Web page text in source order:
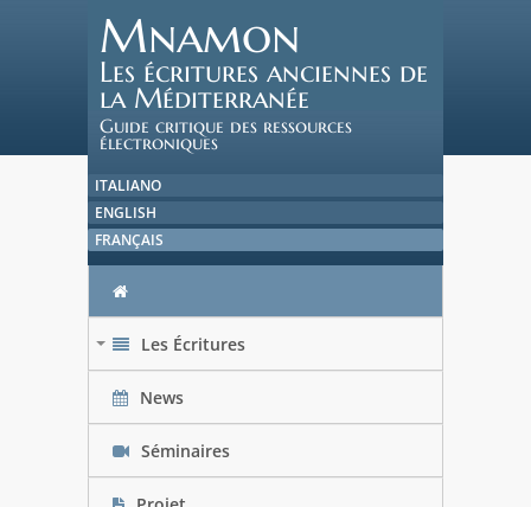
Mnamon
Les écritures anciennes de
la Méditerranée
Guide critique des ressources
électroniques
ITALIANO
ENGLISH
FRANÇAIS
Les Écritures
News
Séminaires